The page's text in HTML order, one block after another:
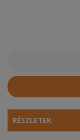
RÉSZLETEK